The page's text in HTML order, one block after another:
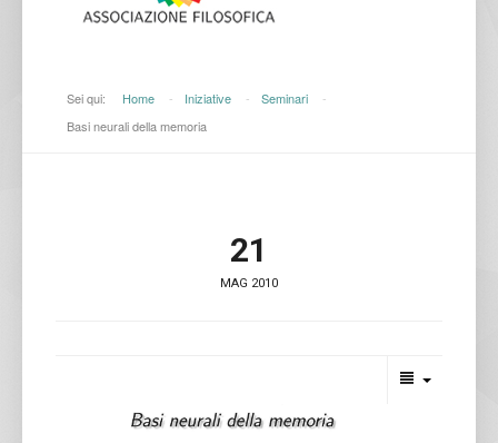
Sei qui: Home - Iniziative - Seminari
-
Basi neurali della memoria
21
MAG 2010